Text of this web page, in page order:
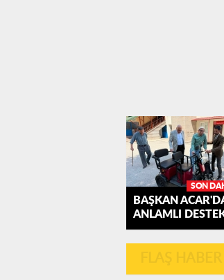
SON
BAŞKAN
ANLAMLI